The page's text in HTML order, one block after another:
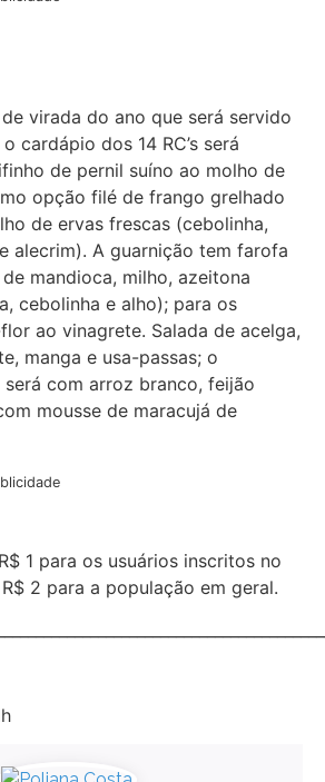
virada do ano que será servido
cardápio dos 14 RC’s será
de pernil suíno ao molho de
opção filé de frango grelhado
de ervas frescas (cebolinha,
alecrim). A guarnição tem farofa
mandioca, milho, azeitona
cebolinha e alho); para os
ao vinagrete. Salada de acelga,
manga e usa-passas; o
com arroz branco, feijão
mousse de maracujá de
1 para os usuários inscritos no
2 para a população em geral.